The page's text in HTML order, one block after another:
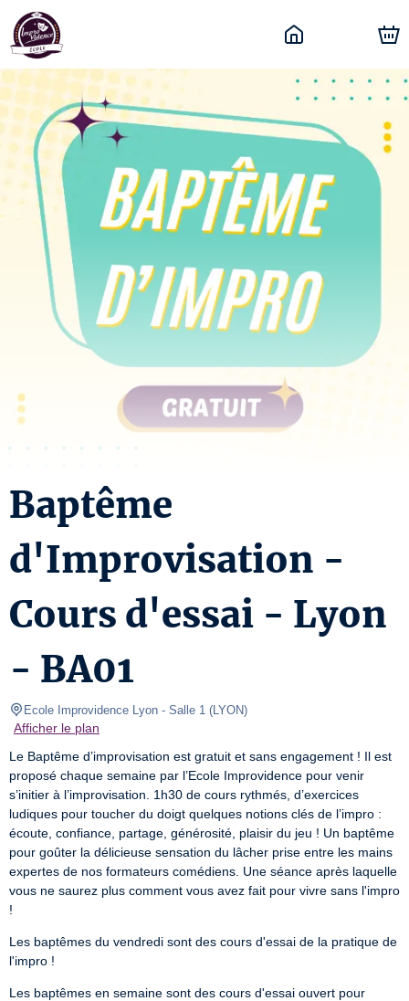
Baptême
d'Improvisation -
Cours d'essai - Lyon
- BA01
Ecole Improvidence Lyon - Salle 1 (LYON)
Afficher le plan
Le Baptême d’improvisation est gratuit et sans engagement ! Il est
proposé chaque semaine par l’Ecole Improvidence pour venir
s’initier à l’improvisation. 1h30 de cours rythmés, d’exercices
ludiques pour toucher du doigt quelques notions clés de l’impro :
écoute, confiance, partage, générosité, plaisir du jeu ! Un baptême
pour goûter la délicieuse sensation du lâcher prise entre les mains
expertes de nos formateurs comédiens. Une séance après laquelle
vous ne saurez plus comment vous avez fait pour vivre sans l'impro
!
Les baptêmes du vendredi sont des cours d'essai de la pratique de
l'impro !
Les baptêmes en semaine sont des cours d'essai ouvert pour